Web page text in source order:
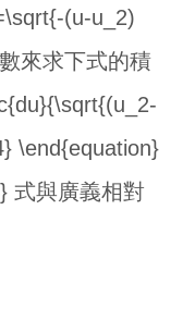
(u-u_2)
來求下式的積
\end{equation}
式與廣義相對